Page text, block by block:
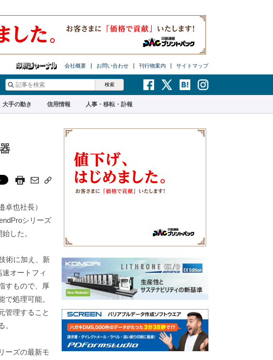
会社概要 お問い合わせ 刊行物案内 サイトマップ
大手の動き 信用情報 人事・移転・訃報
也社長）
シリーズ
した。
術に加え、新
オートフィ
すもので、厚
処理可能。
管理すること
。
ーズの最新モ